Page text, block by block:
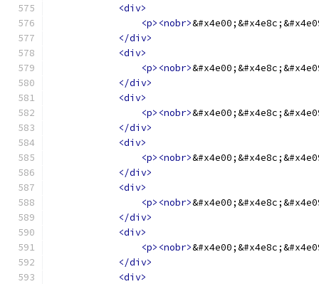
<div>
<p><nobr>
</div>
<div>
<p><nobr>
</div>
<div>
<p><nobr>
</div>
<div>
<p><nobr>
</div>
<div>
<p><nobr>
</div>
<div>
<p><nobr>
</div>
<div>